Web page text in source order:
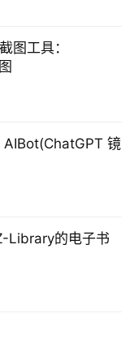
图工具：
镜
Library的电子书